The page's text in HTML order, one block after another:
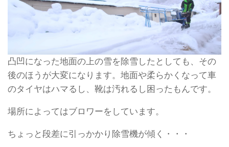
凸凹になった地面の上の雪を除雪したとしても、その
後のほうが大変になります。地面や柔らかくなって車
のタイヤはハマるし、靴は汚れるし困ったもんです。
場所によってはブロワーをしています。
ちょっと段差に引っかかり除雪機が傾く・・・